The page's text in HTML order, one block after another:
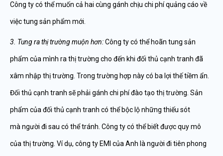
Công ty có thể muốn cả hai cùng gánh chịu chi phí quảng cáo về
việc tung sản phẩm mới.
3. Tung ra thịtrường muộn hơn:Công ty có thể hoãn tung sản
phẩm của mình ra thị trường cho đến khi đối thủ cạnh tranh đã
xâm nhập thị trường. Trong trường hợp này có ba lợi thế tiềm ẩn.
Đối thủ cạnh tranh sẽ phải gánh chi phí đào tạo thị trường. Sản
phẩm của đối thủ cạnh tranh có thể bộc lộ những thiếu sót
mà người đi sau có thể tránh. Công ty có thể biết được quy mô
của thị trường. Ví dụ, công ty EMI của Anh là người đi tiên phong